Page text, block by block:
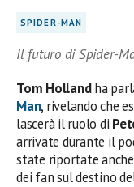
SPIDER-MAN
Il futuro di Spider-
Tom Hollandha
Man, rivelando che
lascerà il ruolo di
arrivate durante il
state riportate
dei fan sul destino